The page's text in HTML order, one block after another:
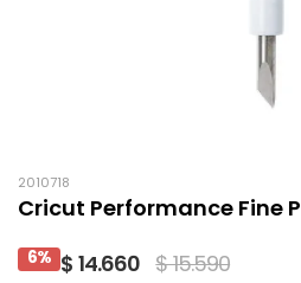
2010718
Cricut Performance Fine
6% $ 14.660 $ 15.590